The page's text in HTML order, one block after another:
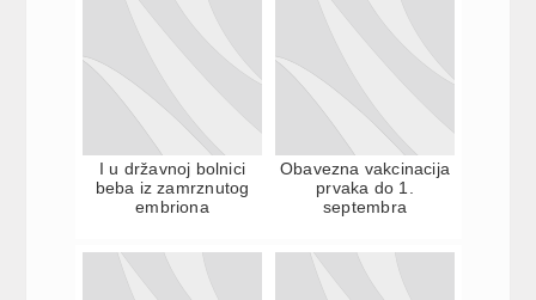
I u državnoj bolnici
beba iz zamrznutog
embriona
Obavezna vakcinacija
prvaka do 1.
septembra